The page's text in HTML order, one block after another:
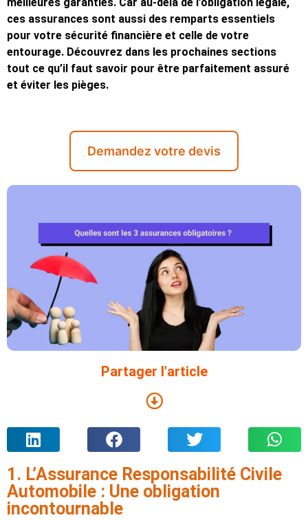
ces assurances sont aussi des remparts essentiels
pour votre sécurité financière et celle de votre
entourage. Découvrez dans les prochaines sections
tout ce qu’il faut savoir pour être parfaitement assuré
et éviter les pièges.
Demandez votre devis
Partager l'article
1. L’Assurance Responsabilité Civile
Automobile : Une obligation
incontournable